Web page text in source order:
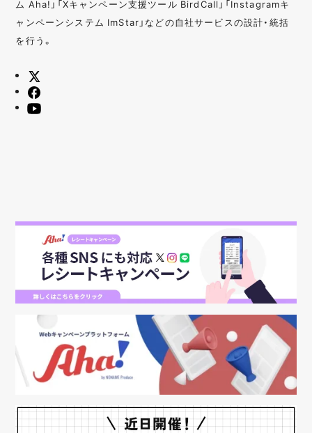
ム Aha!」「Xキャンペーン支援ツール BirdCall」「Instagramキ
ャンペーンシステム ImStar」などの自社サービスの設計・統括
を行う。